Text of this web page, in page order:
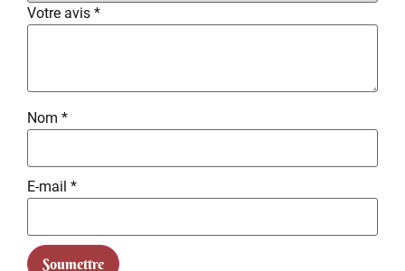
Votre avis *
Nom *
E-mail *